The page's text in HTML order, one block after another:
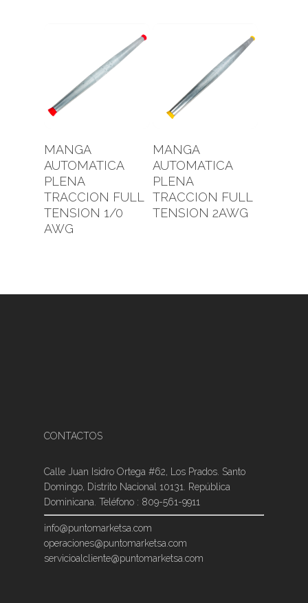
Leer Más
MANGA
AUTOMATICA
PLENA
TRACCION FULL
TENSION 1/0
AWG
Leer Más
MANGA
AUTOMATICA
PLENA
TRACCION FULL
TENSION 2AWG
CONTACTOS
Calle Juan Isidro Ortega #62, Los Prados. Santo
Domingo, Distrito Nacional 10131. República
Dominicana. Teléfono : 809-561-9911
info@puntomarketsa.com
operaciones@puntomarketsa.com
servicioalcliente@puntomarketsa.com